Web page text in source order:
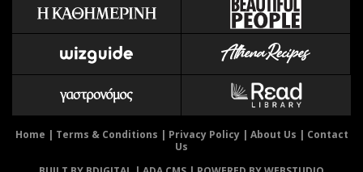
Home | Terms & Conditions | Privacy Policy| About Us | Contact
Us